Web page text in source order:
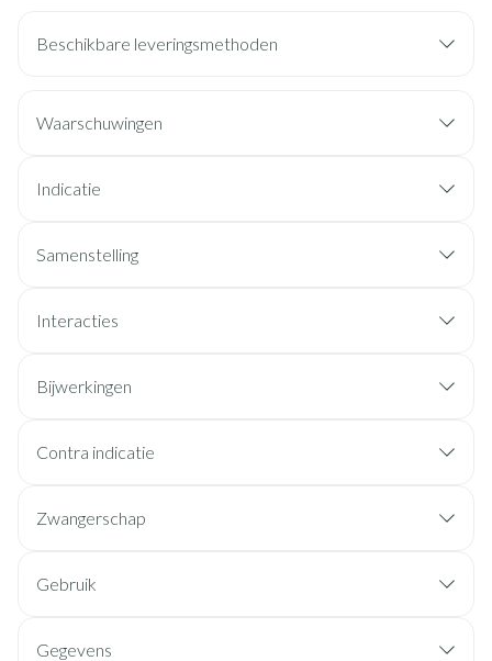
Beschikbare leveringsmethoden
Waarschuwingen
Indicatie
Samenstelling
Interacties
Bijwerkingen
Contra indicatie
Zwangerschap
Gebruik
Gegevens